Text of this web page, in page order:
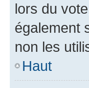
lors du
également
non les
Haut